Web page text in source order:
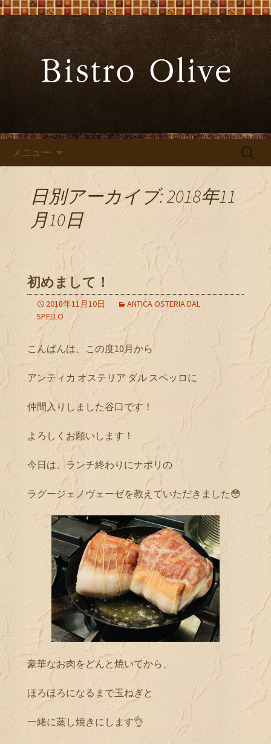
大阪難波の「Bistro Olive（ビ
ストロ オリーブ）」
大阪難波の「ビストロオリーブ」でワ
インと炭火焼料理を
メニュー
検
日別アーカイブ: 2018年11
月10日
初めまして！
2018年11月10日
ANTICA OSTERIA DAL
SPELLO
こんばんは、この度10月から
アンティカ オステリア ダル スペッロに
仲間入りしました谷口です！
よろしくお願いします！
今日は、ランチ終わりにナポリの
ラグージェノヴェーゼを教えていただきました😳
豪華なお肉をどんと焼いてから、
ほろほろになるまで玉ねぎと
一緒に蒸し焼きにします👌